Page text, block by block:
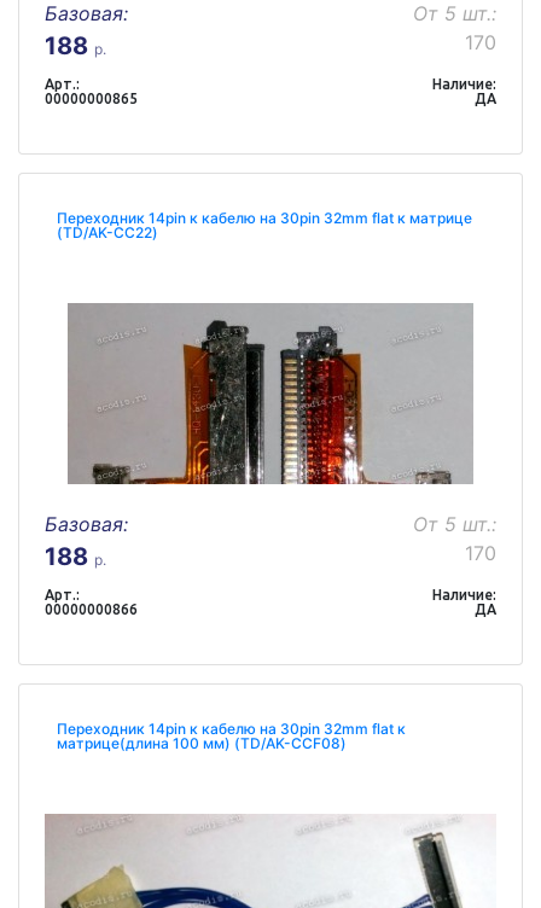
Базовая:
188 р.
От 5 шт.:
170
Арт.:
00000000865
Наличие:
ДА
Переходник 14pin к кабелю на 30pin 32mm flat к матрице
(TD/AK-CC22)
Базовая:
188 р.
От 5 шт.:
170
Арт.:
00000000866
Наличие:
ДА
Переходник 14pin к кабелю на 30pin 32mm flat к
матрице(длина 100 мм) (TD/AK-CCF08)